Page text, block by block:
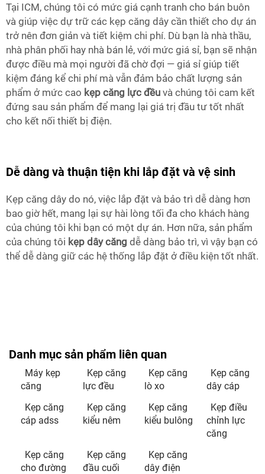
Tại ICM, chúng tôi có mức giá cạnh tranh cho bán buôn
và giúp việc dự trữ các kẹp căng dây cần thiết cho dự án
trở nên đơn giản và tiết kiệm chi phí. Dù bạn là nhà thầu,
nhà phân phối hay nhà bán lẻ, với mức giá sỉ, bạn sẽ nhận
được điều mà mọi người đã chờ đợi — giá sỉ giúp tiết
kiệm đáng kể chi phí mà vẫn đảm bảo chất lượng sản
phẩm ở mức cao kẹp căng lực đều và chúng tôi cam kết
đứng sau sản phẩm để mang lại giá trị đầu tư tốt nhất
cho kết nối thiết bị điện.
Dễ dàng và thuận tiện khi lắp đặt và vệ sinh
Kẹp căng dây do nó, việc lắp đặt và bảo trì dễ dàng hơn
bao giờ hết, mang lại sự hài lòng tối đa cho khách hàng
của chúng tôi khi bạn có một dự án. Hơn nữa, sản phẩm
của chúng tôi kẹp dây căng dễ dàng bảo trì, vì vậy bạn có
thể dễ dàng giữ các hệ thống lắp đặt ở điều kiện tốt nhất.
Danh mục sản phẩm liên quan
Máy kẹp
căng
Kẹp căng
lực đều
Kẹp căng
lò xo
Kẹp căng
dây cáp
Kẹp căng
cáp adss
Kẹp căng
kiểu nêm
Kẹp căng
kiểu bulông
Kẹp điều
chỉnh lực
căng
Kẹp căng
cho đường
Kẹp căng
đầu cuối
Kẹp căng
dây điện